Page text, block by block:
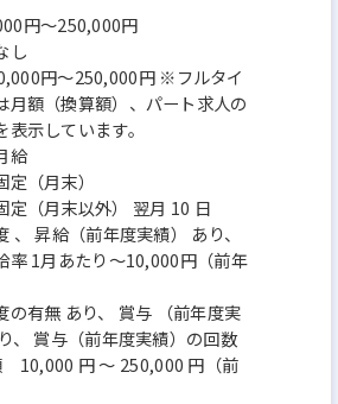
円〜250,000円
し
円～250,000円 ※フルタイ
月額（換算額）、パート求人の
示しています。
給
（月末）
定（月末以外） 翌月 10 日
、 昇給（前年度実績） あり、
率 1月あたり～10,000円（前年
の有無 あり、 賞与 （前年度実
、 賞与（前年度実績）の回数
10,000 円 ～ 250,000 円（前